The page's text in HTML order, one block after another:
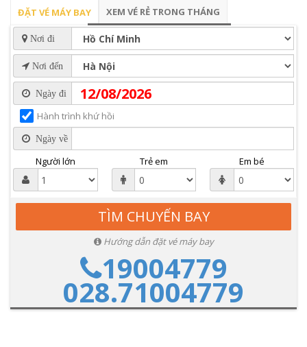
ĐẶT VÉ MÁY BAY XEM VÉ RẺ TRONG THÁNG
Nơi đi
Nơi đến
Ngày đi
Hành trình khứ hồi
Ngày về
Người lớn Trẻ em Em bé
Hướng dẫn đặt vé máy bay
19004779
028.71004779